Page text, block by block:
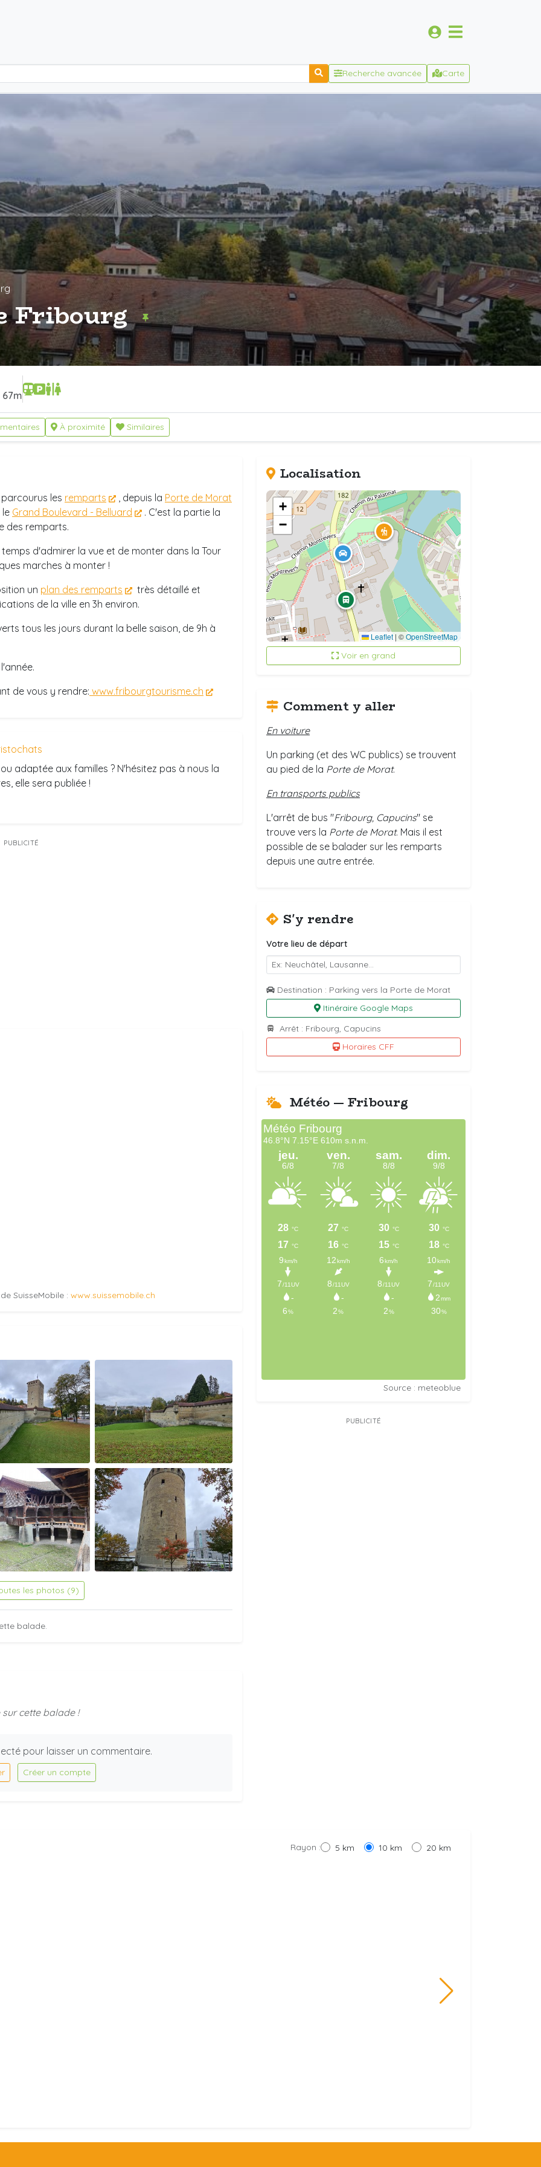
Recherche avancée Carte
Fribourg
67m
À proximité Similaires
les remparts , depuis la Porte de Morat
Grand Boulevard - Belluard
. C'est la partie la
des remparts.
d'admirer la vue et de monter dans la Tour
marches à monter !
un plan des remparts
très détaillé et
de la ville en 3h environ.
tous les jours durant la belle saison, de 9h à
de vous y rendre: www.fribourgtourisme.ch
adaptée aux familles ? N'hésitez pas à nous la
elle sera publiée !
PUBLICITÉ
SuisseMobile : www.suissemobile.ch
les photos (9)
balade.
Localisation
+
−
Leaflet | ©OpenStreetMap
Voir en grand
Comment y aller
En voiture
Un parking (et des WC publics) se trouvent
au pied de la Porte de Morat.
En transports publics
L'arrêt de bus "Fribourg, Capucins" se
trouve vers la Porte de Morat. Mais il est
possible de se balader sur les remparts
depuis une autre entrée.
S'y rendre
Votre lieu de départ
Destination : Parking vers la Porte de Morat
Itinéraire Google Maps
Arrêt : Fribourg, Capucins
Horaires CFF
Météo — Fribourg
Source : meteoblue
PUBLICITÉ
cette balade !
pour laisser un commentaire.
Créer un compte
Rayon : 5 km 10 km 20 km